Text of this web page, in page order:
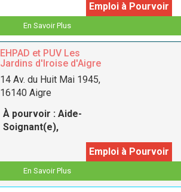
Emploi à Pourvoir
En Savoir Plus
EHPAD et PUV Les
Jardins d'Iroise d'Aigre
14 Av. du Huit Mai 1945,
16140 Aigre
À pourvoir : Aide-
Soignant(e),
Emploi à Pourvoir
En Savoir Plus